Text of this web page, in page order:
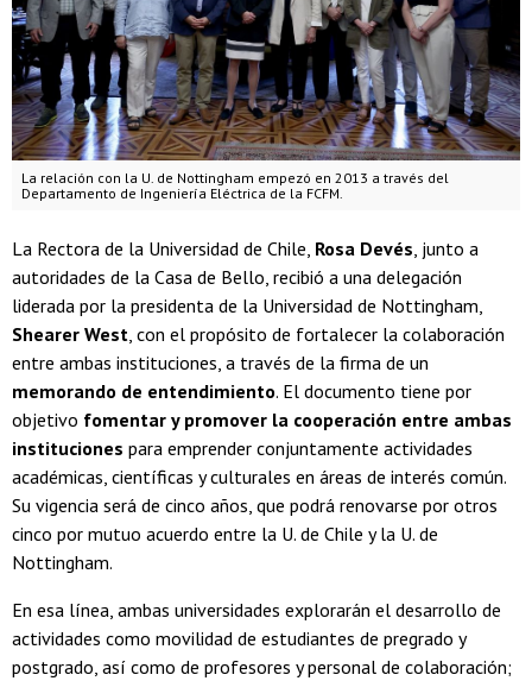
La relación con la U. de Nottingham empezó en 2013 a través del
Departamento de Ingeniería Eléctrica de la FCFM.
La Rectora de la Universidad de Chile, Rosa Devés, junto a
autoridades de la Casa de Bello, recibió a una delegación
liderada por la presidenta de la Universidad de Nottingham,
Shearer West, con el propósito de fortalecer la colaboración
entre ambas instituciones, a través de la firma de un
memorando de entendimiento. El documento tiene por
objetivo fomentar y promover la cooperación entre ambas
instituciones para emprender conjuntamente actividades
académicas, científicas y culturales en áreas de interés común.
Su vigencia será de cinco años, que podrá renovarse por otros
cinco por mutuo acuerdo entre la U. de Chile y la U. de
Nottingham.
En esa línea, ambas universidades explorarán el desarrollo de
actividades como movilidad de estudiantes de pregrado y
postgrado, así como de profesores y personal de colaboración;